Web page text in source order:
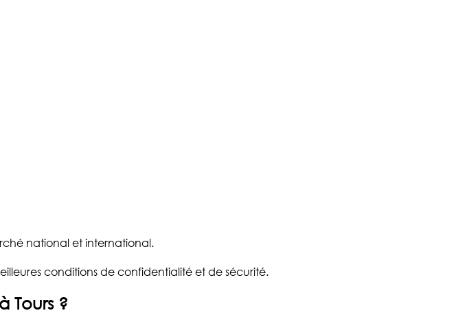
national et international.
conditions de confidentialité et de sécurité.
Tours ?